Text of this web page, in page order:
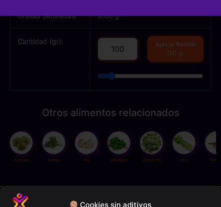
Cookies sin aditivos
Grasas Saturadas: 0.00 g
Cantidad (gr):
Aplicar Ración
(50 g)
Otros alimentos relacionados
Aceituna Acelga Ajo Albahaca Alcachofa Apio